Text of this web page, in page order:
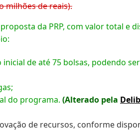
milhões de reais).
da PRP, com valor total e
de até 75 bolsas, podendo
do programa. (Alterado pela
de recursos, conforme